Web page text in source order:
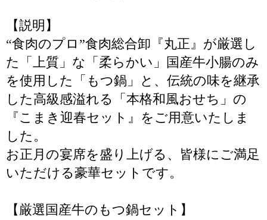
【説明】
“食肉のプロ”食肉総合卸『丸正』が厳選し
た「上質」な「柔らかい」国産牛小腸のみ
を使用した「もつ鍋」と、伝統の味を継承
した高級感溢れる「本格和風おせち」の
『こまき迎春セット』をご用意いたしま
した。
お正月の宴席を盛り上げる、皆様にご満足
いただける豪華セットです。
【厳選国産牛のもつ鍋セット】